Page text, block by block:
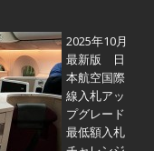
2025年10月
最新版 日
本航空国際
線入札アッ
プグレード
最低額入札